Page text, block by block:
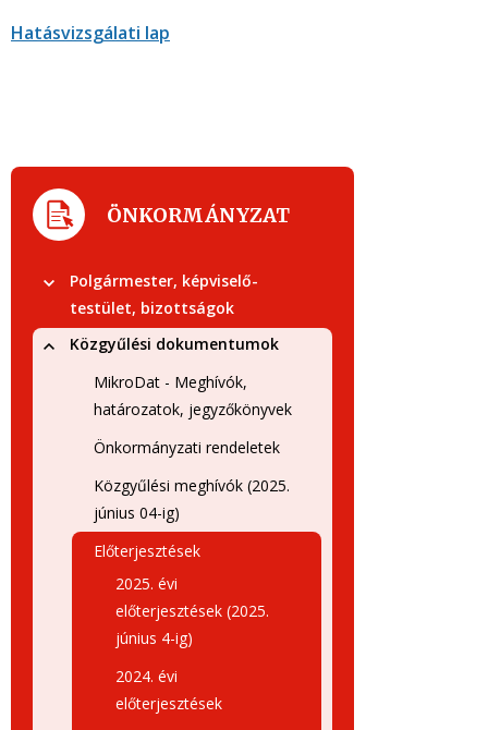
Hatásvizsgálati lap
ÖNKORMÁNYZAT
Polgármester, képviselő-
testület, bizottságok
Közgyűlési dokumentumok
MikroDat - Meghívók,
határozatok, jegyzőkönyvek
Önkormányzati rendeletek
Közgyűlési meghívók (2025.
június 04-ig)
Előterjesztések
2025. évi
előterjesztések (2025.
június 4-ig)
2024. évi
előterjesztések